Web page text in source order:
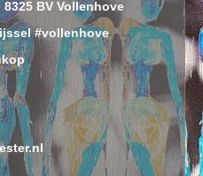
BV Vollenhove
#vollenhove